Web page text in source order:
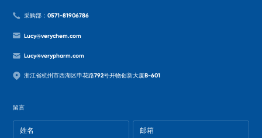
采购部：0571-81906786
Lucy@verychem.com
Lucy@verypharm.com
浙江省杭州市西湖区申花路792号开物创新大厦B-601
留言